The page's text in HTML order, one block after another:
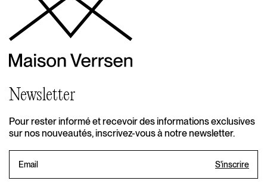
Newsletter
Pour rester informé et recevoir des informations exclusives
sur nos nouveautés, inscrivez-vous à notre newsletter.